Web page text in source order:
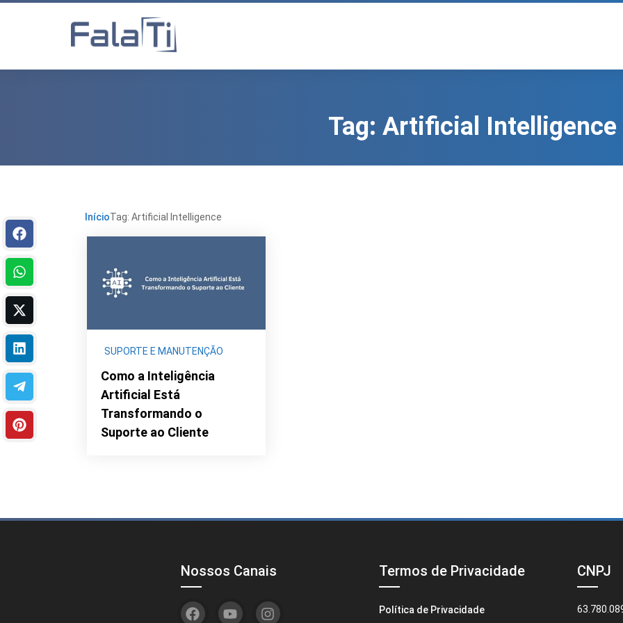
Tag: Artificial Intelligence
InícioTag: Artificial Intelligence
SUPORTE E MANUTENÇÃO
Como a Inteligência
Artificial Está
Transformando o
Suporte ao Cliente
Nossos Canais Termos de Privacidade
Política de Privacidade
CNPJ